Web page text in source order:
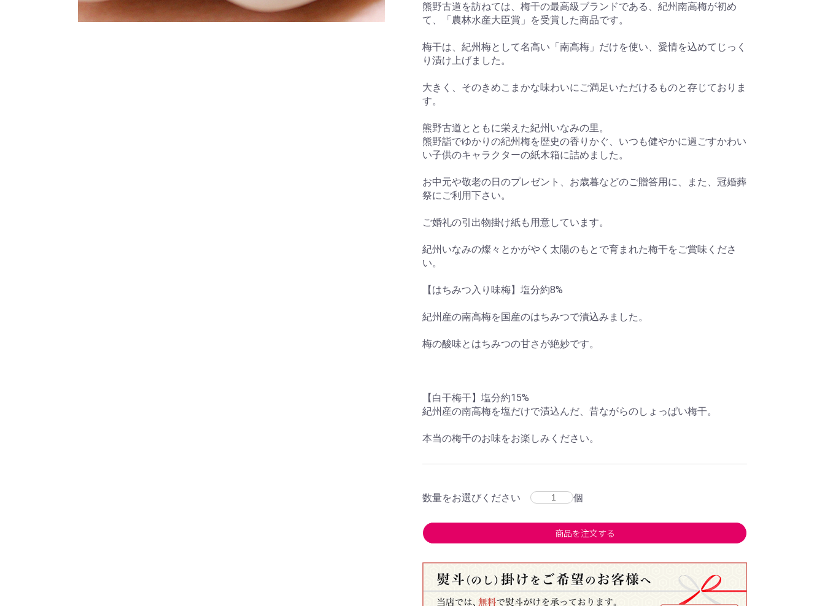
熊野古道を訪ねては、梅干の最高級ブランドである、紀州南高梅が初め
て、「農林水産大臣賞」を受賞した商品です。
梅干は、紀州梅として名高い「南高梅」だけを使い、愛情を込めてじっく
り漬け上げました。
大きく、そのきめこまかな味わいにご満足いただけるものと存じておりま
す。
熊野古道とともに栄えた紀州いなみの里。
熊野詣でゆかりの紀州梅を歴史の香りかぐ、いつも健やかに過ごすかわい
い子供のキャラクターの紙木箱に詰めました。
お中元や敬老の日のプレゼント、お歳暮などのご贈答用に、また、冠婚葬
祭にご利用下さい。
ご婚礼の引出物掛け紙も用意しています。
紀州いなみの燦々とかがやく太陽のもとで育まれた梅干をご賞味くださ
い。
【はちみつ入り味梅】塩分約8%
紀州産の南高梅を国産のはちみつで漬込みました。
梅の酸味とはちみつの甘さが絶妙です。
【白干梅干】塩分約15%
紀州産の南高梅を塩だけで漬込んだ、昔ながらのしょっぱい梅干。
本当の梅干のお味をお楽しみください。
数量をお選びください 個
商品を注文する